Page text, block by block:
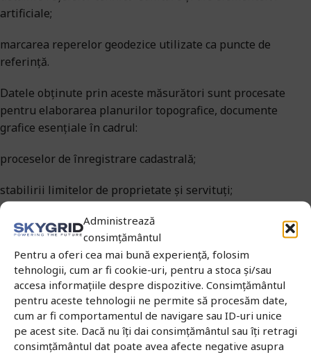
Administrează
consimțământul
Pentru a oferi cea mai bună experiență, folosim
tehnologii, cum ar fi cookie-uri, pentru a stoca și/sau
accesa informațiile despre dispozitive. Consimțământul
pentru aceste tehnologii ne permite să procesăm date,
cum ar fi comportamentul de navigare sau ID-uri unice
pe acest site. Dacă nu îți dai consimțământul sau îți retragi
consimțământul dat poate avea afecte negative asupra
artificiale;
marcarea reperelor geodezice utilizate ca puncte de
referință.
Datele obținute prin aceste măsurători sunt procesate
pentru elaborarea planurilor topografice, documente
grafice esențiale în cadrul:
proceselor de înregistrare cadastrală;
stabilirii limitelor de proprietate și servituți;
reglementării situațiilor litigioase privind posesia sau
vecinătățile;
autorizării lucrărilor de construcție și amenajare
teritorială.
Planurile topografice reflectă în mod fidel realitatea din
teren și servesc drept bază pentru: